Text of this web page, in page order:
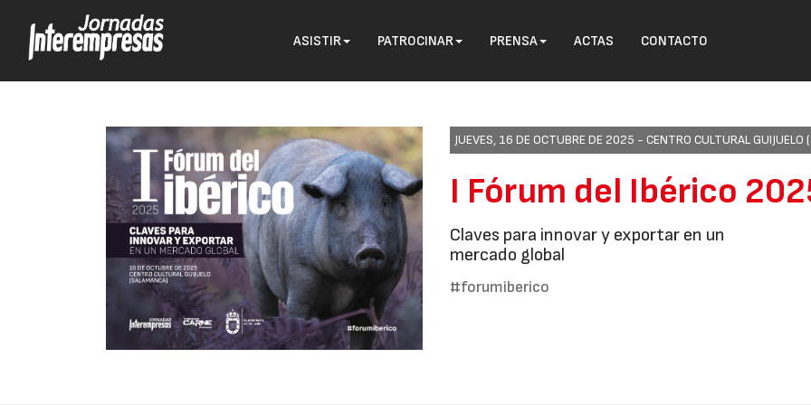
ASISTIR PATROCINAR PRENSA ACTAS CONTACTO
JUEVES, 16 DE OCTUBRE DE 2025 - CENTRO CULTURAL GUIJUELO
I Fórum del Ibérico
Claves para innovar y exportar en un
mercado global
#forumiberico